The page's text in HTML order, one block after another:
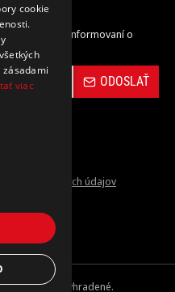
a buďte informovaní o
ODOSLAŤ
Ochrana osobných údajov
práva vyhradené.
cookie
viac